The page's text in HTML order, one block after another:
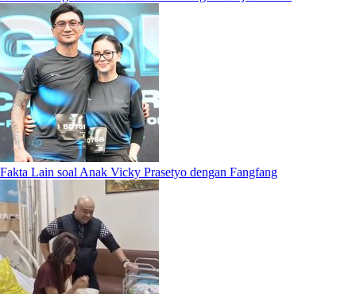
Fakta Lain soal Anak Vicky Prasetyo dengan Fangfang